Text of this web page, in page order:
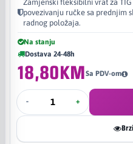
Zamjenski fleksibilni vrat za
povezivanju ručke sa prednjim
radnog položaja.
Na stanju
Dostava 24-48h
18,80KMSa PDV-om
- +